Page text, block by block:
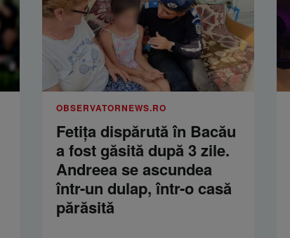
OBSERVATORNEWS.RO
Fetiţa dispărută în Bacău
a fost găsită după 3 zile.
Andreea se ascundea
într-un dulap, într-o casă
părăsită